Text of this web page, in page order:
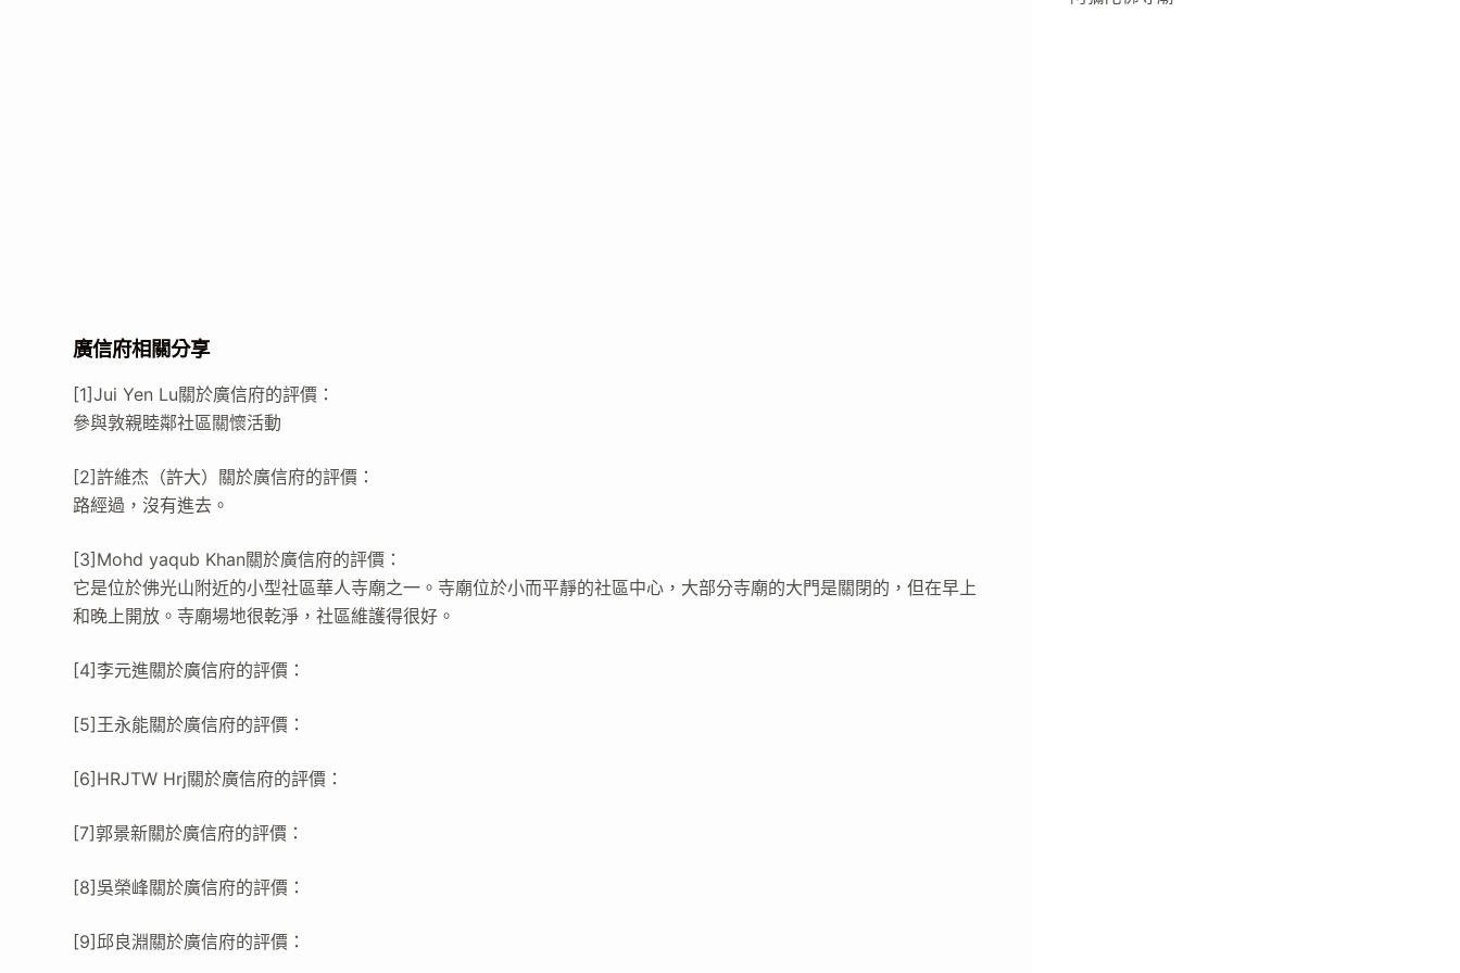
廣信府相關分享
[1]Jui Yen Lu關於廣信府的評價：
參與敦親睦鄰社區關懷活動
[2]許維杰（許大）關於廣信府的評價：
路經過，沒有進去。
[3]Mohd yaqub Khan關於廣信府的評價：
它是位於佛光山附近的小型社區華人寺廟之一。寺廟位於小而平靜的社區中心，大部分寺廟的大門是關閉的，但在早上
和晚上開放。寺廟場地很乾淨，社區維護得很好。
[4]李元進關於廣信府的評價：
[5]王永能關於廣信府的評價：
[6]HRJTW Hrj關於廣信府的評價：
[7]郭景新關於廣信府的評價：
[8]吳榮峰關於廣信府的評價：
[9]邱良淵關於廣信府的評價：